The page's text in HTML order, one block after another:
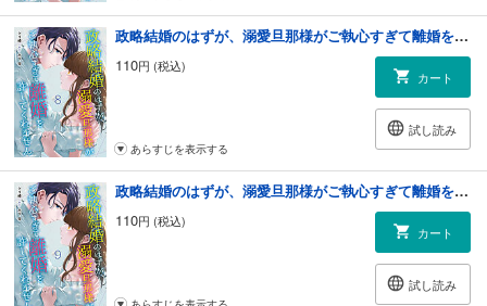
政略結婚のはずが、溺愛旦那様がご執心すぎて離婚を許してくれません【分冊版】8話
110円 (税込)
カート
試し読み
あらすじを表示する
政略結婚のはずが、溺愛旦那様がご執心すぎて離婚を許してくれません【分冊版】9話
110円 (税込)
カート
試し読み